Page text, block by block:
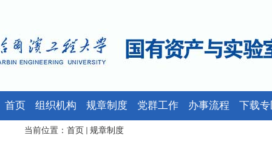
首页 组织机构 规章制度 党群工作 办事流程 下载
当前位置： 首页 规章制度